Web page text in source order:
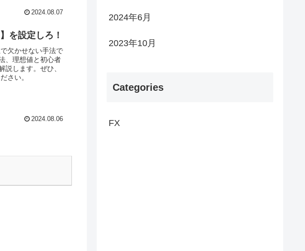
2024.08.07
を設定しろ！
欠かせない手法で
、理想値と初心者
説します。ぜひ、
さい。
2024.08.06
2024年6月
2023年10月
Categories
FX